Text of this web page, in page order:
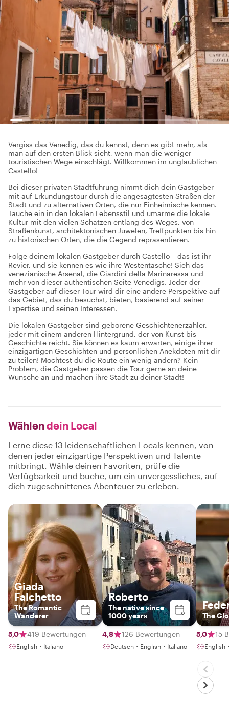
Vergiss das Venedig, das du kennst, denn es gibt mehr, als
man auf den ersten Blick sieht, wenn man die weniger
touristischen Wege einschlägt. Willkommen im unglaublichen
Castello!
Bei dieser privaten Stadtführung nimmt dich dein Gastgeber
mit auf Erkundungstour durch die angesagtesten Straßen der
Stadt und zu alternativen Orten, die nur Einheimische kennen.
Tauche ein in den lokalen Lebensstil und umarme die lokale
Kultur mit den vielen Schätzen entlang des Weges, von
Straßenkunst, architektonischen Juwelen, Treffpunkten bis hin
zu historischen Orten, die die Gegend repräsentieren.
Folge deinem lokalen Gastgeber durch Castello – das ist ihr
Revier, und sie kennen es wie ihre Westentasche! Sieh das
venezianische Arsenal, die Giardini della Marinaressa und
mehr von dieser authentischen Seite Venedigs. Jeder der
Gastgeber auf dieser Tour wird dir eine andere Perspektive auf
das Gebiet, das du besuchst, bieten, basierend auf seiner
Expertise und seinen Interessen.
Die lokalen Gastgeber sind geborene Geschichtenerzähler,
jeder mit einem anderen Hintergrund, der von Kunst bis
Geschichte reicht. Sie können es kaum erwarten, einige ihrer
einzigartigen Geschichten und persönlichen Anekdoten mit dir
zu teilen! Möchtest du die Route ein wenig ändern? Kein
Problem, die Gastgeber passen die Tour gerne an deine
Wünsche an und machen ihre Stadt zu deiner Stadt!
Wählen dein Local
Lerne diese 13 leidenschaftlichen Locals kennen, von
denen jeder einzigartige Perspektiven und Talente
mitbringt. Wähle deinen Favoriten, prüfe die
Verfügbarkeit und buche, um ein unvergessliches, auf
dich zugeschnittenes Abenteuer zu erleben.
Giada
Falchetto
The Romantic
Wanderer
5,0 419 Bewertungen
English・Italiano
Roberto
The native since
1000 years
4,8 126 Bewertungen
Deutsch・English・Italiano
The
5,0 15
English